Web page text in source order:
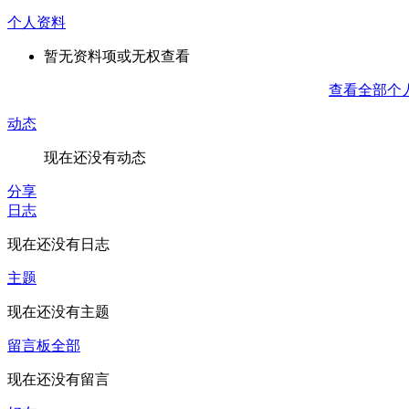
个人资料
暂无资料项或无权查看
查看全部个
动态
现在还没有动态
分享
日志
现在还没有日志
主题
现在还没有主题
留言板全部
现在还没有留言